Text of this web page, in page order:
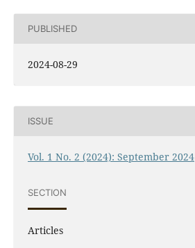
PUBLISHED
2024-08-29
ISSUE
Vol. 1 No. 2 (2024): September 2024
SECTION
Articles